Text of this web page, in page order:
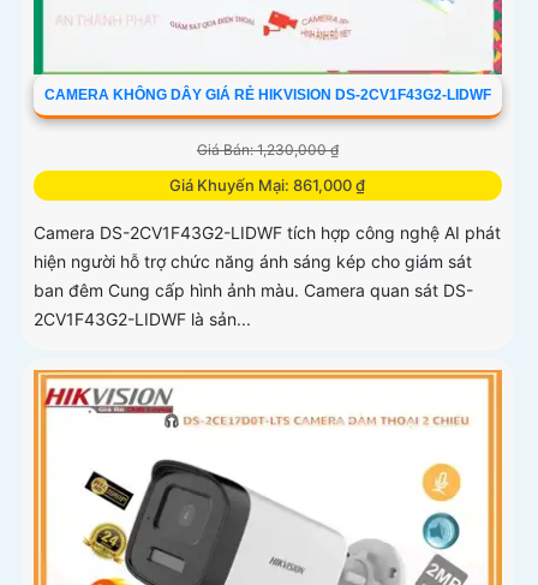
CAMERA KHÔNG DÂY GIÁ RẺ HIKVISION DS-2CV1F43G2-LIDWF
Giá Bán: 1,230,000 ₫
Giá Khuyến Mại: 861,000 ₫
Camera DS-2CV1F43G2-LIDWF tích hợp công nghệ AI phát
hiện người hỗ trợ chức năng ánh sáng kép cho giám sát
ban đêm Cung cấp hình ảnh màu. Camera quan sát DS-
2CV1F43G2-LIDWF là sản...